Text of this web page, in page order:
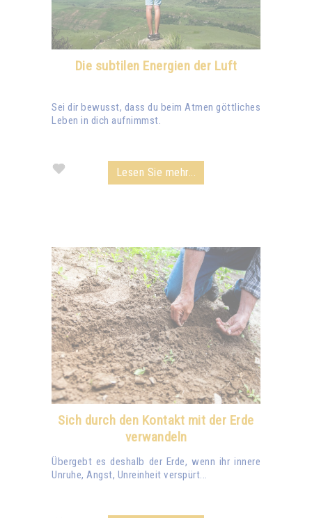
Die subtilen Energien der Luft
Sei dir bewusst, dass du beim Atmen göttliches
Leben in dich aufnimmst.
Lesen Sie mehr...
Sich durch den Kontakt mit der Erde
verwandeln
Übergebt es deshalb der Erde, wenn ihr innere
Unruhe, Angst, Unreinheit verspürt...